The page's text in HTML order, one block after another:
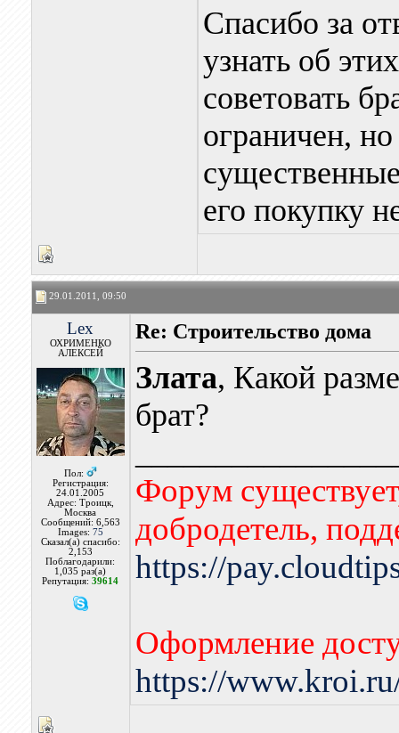
Спасибо за
узнать об
советовать
ограничен,
его покупку
29.01.2011, 09:50
Lex
ОХРИМЕНКО
АЛЕКСЕЙ
Пол:
Регистрация:
24.01.2005
Адрес: Троицк,
Москва
Сообщений: 6,563
Images: 75
Сказал(а) спасибо:
2,153
Поблагодарили:
1,035 раз(а)
Репутация:39614
Re: Строительство дома
Злата, Какой
брат?
Форум
добродетель,
https://
Оформление
https://